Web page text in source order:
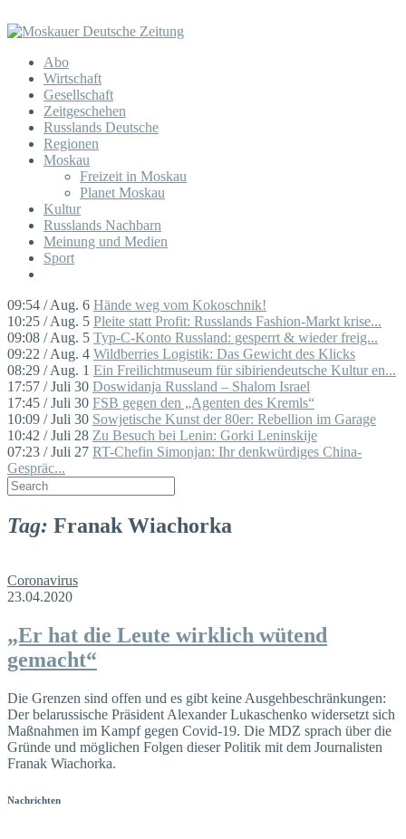
Abo
Wirtschaft
Gesellschaft
Zeitgeschehen
Russlands Deutsche
Regionen
Moskau
Freizeit in Moskau
Planet Moskau
Kultur
Russlands Nachbarn
Meinung und Medien
Sport
09:54 / Aug. 6 Hände weg vom Kokoschnik!
10:25 / Aug. 5 Pleite statt Profit: Russlands Fashion-Markt krise...
09:08 / Aug. 5 Typ-C-Konto Russland: gesperrt & wieder freig...
09:22 / Aug. 4 Wildberries Logistik: Das Gewicht des Klicks
08:29 / Aug. 1 Ein Freilichtmuseum für sibiriendeutsche Kultur en...
17:57 / Juli 30 Doswidanja Russland – Shalom Israel
17:45 / Juli 30 FSB gegen den „Agenten des Kremls“
10:09 / Juli 30 Sowjetische Kunst der 80er: Rebellion im Garage
10:42 / Juli 28 Zu Besuch bei Lenin: Gorki Leninskije
07:23 / Juli 27 RT-Chefin Simonjan: Ihr denkwürdiges China-
Gespräc...
Tag: Franak Wiachorka
Coronavirus
23.04.2020
„Er hat die Leute wirklich wütend
gemacht“
Die Grenzen sind offen und es gibt keine Ausgehbeschränkungen:
Der belarussische Präsident Alexander Lukaschenko widersetzt sich
Maßnahmen im Kampf gegen Covid-19. Die MDZ sprach über die
Gründe und möglichen Folgen dieser Politik mit dem Journalisten
Franak Wiachorka.
Nachrichten